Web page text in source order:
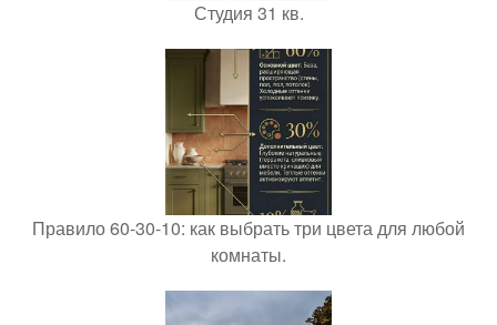
Студия 31 кв.
Правило 60-30-10: как выбрать три цвета для любой
комнаты.